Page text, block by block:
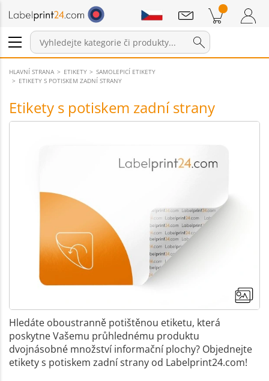
Přihlášení / Registrace
Položky v košíku Nákupní Košík
Sdělení
HLAVNÍ STRANA ETIKETY
SAMOLEPICÍ ETIKETY
ETIKETY S POTISKEM ZADNÍ STRANY
Etikety s potiskem zadní strany
Hledáte oboustranně potištěnou etiketu, která
poskytne Vašemu průhlednému produktu
dvojnásobné množství informační plochy? Objednejte
etikety s potiskem zadní strany od Labelprint24.com!